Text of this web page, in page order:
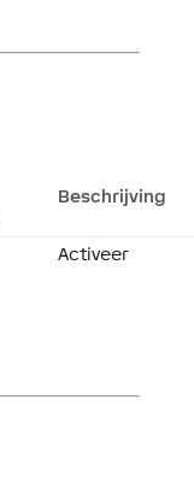
Beschrijving
Activeer